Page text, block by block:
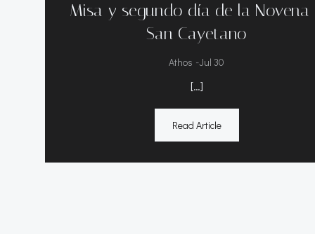
Misa y segundo día de la Novena
San Cayetano
Athos -Jul 30
[…]
Read Article